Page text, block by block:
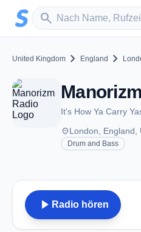
Zum Hauptinhalt springen
search
Sender suchen
United Kingdom chevron_right England chevron_right
It's How Ya Carry
placeLondon, England,
Drum and Bass
play_arrow Radio hören